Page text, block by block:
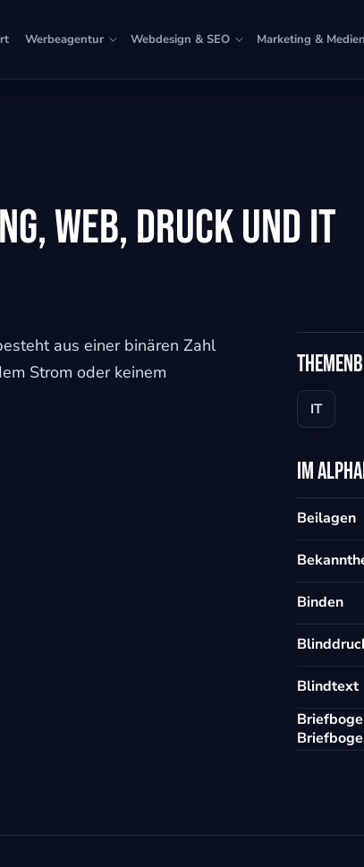
Werbeagentur Webdesign & SEO Marketing & Medien
Web, Druck und IT
aus einer binären Zahl
Strom oder keinem
IT
Im
Beilagen
Binden
Blindtext